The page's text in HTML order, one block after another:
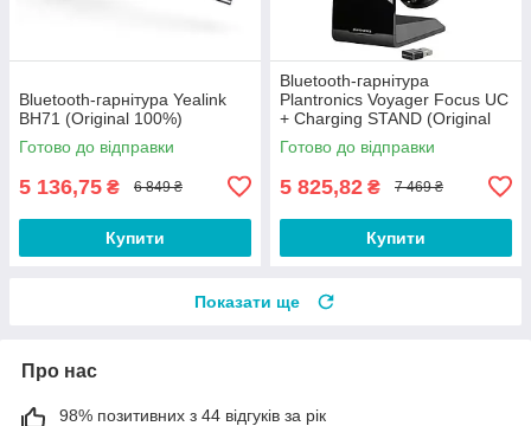
Bluetooth-гарнітура Yealink
BH71 (Original 100%)
Готово до відправки
5 136,75 ₴ 6 849 ₴
Купити
Bluetooth-гарнітура
Plantronics Voyager Focus UC
+ Charging STAND (Original
100%) (B825-M WW)
Готово до відправки
5 825,82 ₴ 7 469 ₴
Купити
Показати ще
Про нас
98% позитивних з 44 відгуків за рік